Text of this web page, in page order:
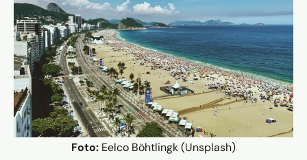
Foto: Eelco Böhtlingk (Unsplash)